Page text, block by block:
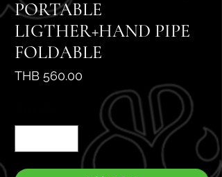
PORTABLE
LIGTHER+HAND PIPE
FOLDABLE
THB 560.00